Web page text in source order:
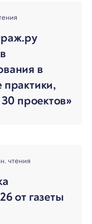
в
практики,
проектов»
чтения
от газеты